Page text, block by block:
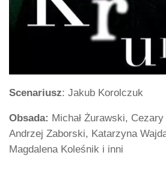
Scenariusz: Jakub Korolczuk
Obsada: Michał Żurawski,
Andrzej Zaborski, Katarzyna
Magdalena Koleśnik i inni